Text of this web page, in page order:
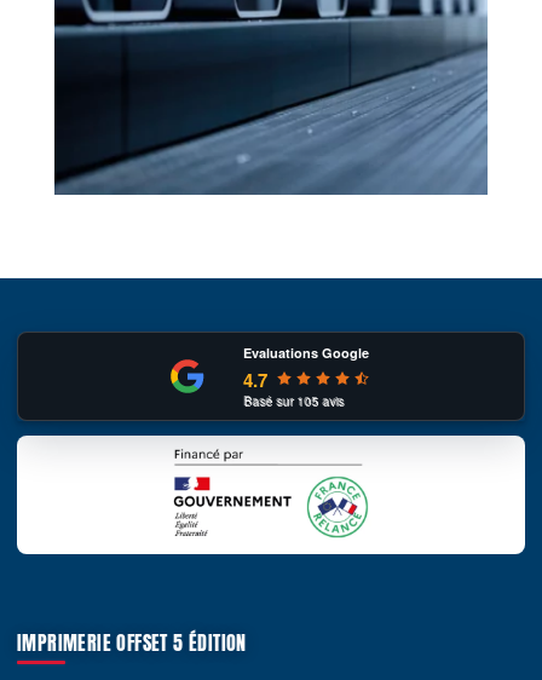
Evaluations Google
4.7
Basé sur105avis
IMPRIMERIE OFFSET 5 ÉDITION